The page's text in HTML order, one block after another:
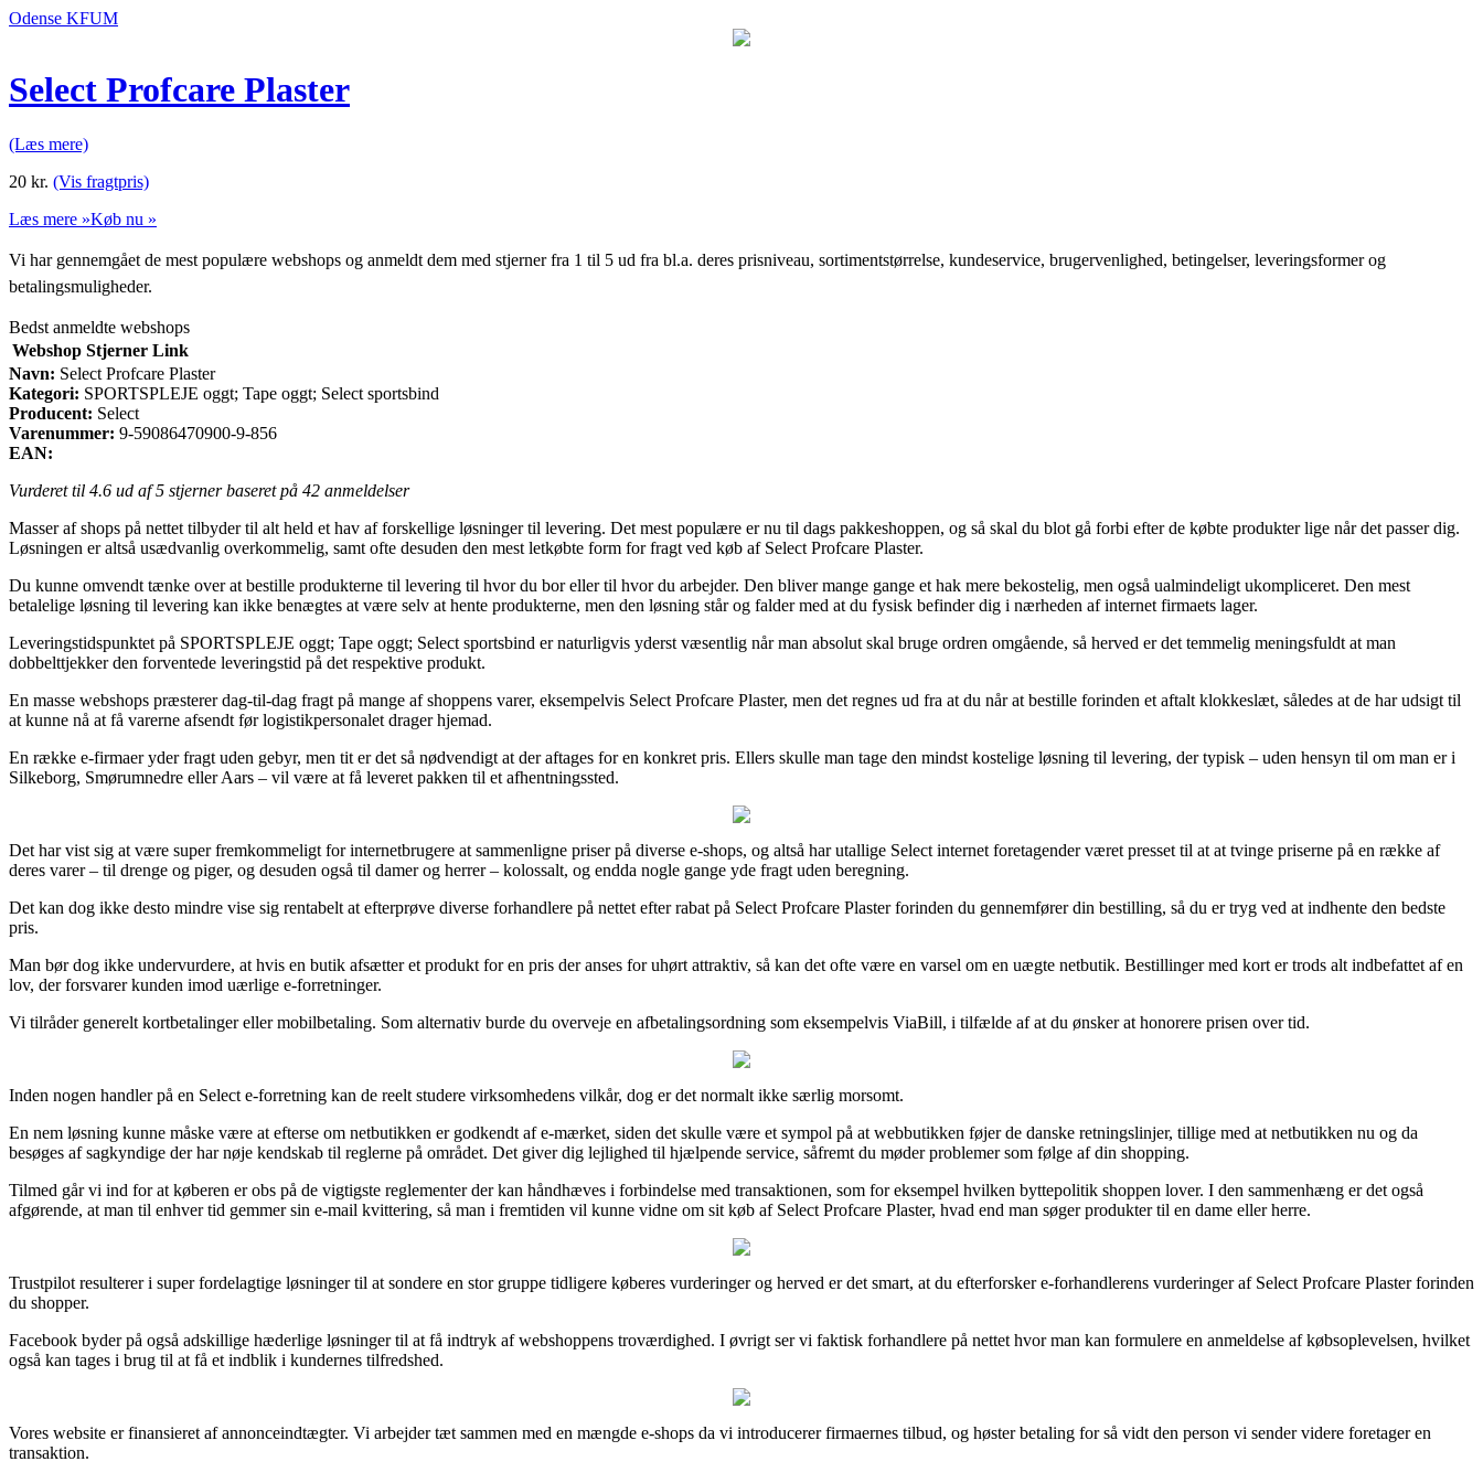
Odense KFUM
Select Profcare Plaster
(Læs mere)
20 kr. (Vis fragtpris)
Læs mere »Køb nu »
Vi har gennemgået de mest populære webshops og anmeldt dem med stjerner fra 1 til 5 ud fra bl.a. deres prisniveau, sortimentstørrelse, kundeservice, brugervenlighed, betingelser, leveringsformer og
betalingsmuligheder.
Bedst anmeldte webshops
Webshop Stjerner Link
Navn: Select Profcare Plaster
Kategori: SPORTSPLEJE oggt; Tape oggt; Select sportsbind
Producent: Select
Varenummer: 9-59086470900-9-856
EAN:
Vurderet til 4.6 ud af 5 stjerner baseret på 42 anmeldelser
Masser af shops på nettet tilbyder til alt held et hav af forskellige løsninger til levering. Det mest populære er nu til dags pakkeshoppen, og så skal du blot gå forbi efter de købte produkter lige når det passer dig.
Løsningen er altså usædvanlig overkommelig, samt ofte desuden den mest letkøbte form for fragt ved køb af Select Profcare Plaster.
Du kunne omvendt tænke over at bestille produkterne til levering til hvor du bor eller til hvor du arbejder. Den bliver mange gange et hak mere bekostelig, men også ualmindeligt ukompliceret. Den mest
betalelige løsning til levering kan ikke benægtes at være selv at hente produkterne, men den løsning står og falder med at du fysisk befinder dig i nærheden af internet firmaets lager.
Leveringstidspunktet på SPORTSPLEJE oggt; Tape oggt; Select sportsbind er naturligvis yderst væsentlig når man absolut skal bruge ordren omgående, så herved er det temmelig meningsfuldt at man
dobbelttjekker den forventede leveringstid på det respektive produkt.
En masse webshops præsterer dag-til-dag fragt på mange af shoppens varer, eksempelvis Select Profcare Plaster, men det regnes ud fra at du når at bestille forinden et aftalt klokkeslæt, således at de har udsigt til
at kunne nå at få varerne afsendt før logistikpersonalet drager hjemad.
En række e-firmaer yder fragt uden gebyr, men tit er det så nødvendigt at der aftages for en konkret pris. Ellers skulle man tage den mindst kostelige løsning til levering, der typisk – uden hensyn til om man er i
Silkeborg, Smørumnedre eller Aars – vil være at få leveret pakken til et afhentningssted.
Det har vist sig at være super fremkommeligt for internetbrugere at sammenligne priser på diverse e-shops, og altså har utallige Select internet foretagender været presset til at at tvinge priserne på en række af
deres varer – til drenge og piger, og desuden også til damer og herrer – kolossalt, og endda nogle gange yde fragt uden beregning.
Det kan dog ikke desto mindre vise sig rentabelt at efterprøve diverse forhandlere på nettet efter rabat på Select Profcare Plaster forinden du gennemfører din bestilling, så du er tryg ved at indhente den bedste
pris.
Man bør dog ikke undervurdere, at hvis en butik afsætter et produkt for en pris der anses for uhørt attraktiv, så kan det ofte være en varsel om en uægte netbutik. Bestillinger med kort er trods alt indbefattet af en
lov, der forsvarer kunden imod uærlige e-forretninger.
Vi tilråder generelt kortbetalinger eller mobilbetaling. Som alternativ burde du overveje en afbetalingsordning som eksempelvis ViaBill, i tilfælde af at du ønsker at honorere prisen over tid.
Inden nogen handler på en Select e-forretning kan de reelt studere virksomhedens vilkår, dog er det normalt ikke særlig morsomt.
En nem løsning kunne måske være at efterse om netbutikken er godkendt af e-mærket, siden det skulle være et sympol på at webbutikken føjer de danske retningslinjer, tillige med at netbutikken nu og da
besøges af sagkyndige der har nøje kendskab til reglerne på området. Det giver dig lejlighed til hjælpende service, såfremt du møder problemer som følge af din shopping.
Tilmed går vi ind for at køberen er obs på de vigtigste reglementer der kan håndhæves i forbindelse med transaktionen, som for eksempel hvilken byttepolitik shoppen lover. I den sammenhæng er det også
afgørende, at man til enhver tid gemmer sin e-mail kvittering, så man i fremtiden vil kunne vidne om sit køb af Select Profcare Plaster, hvad end man søger produkter til en dame eller herre.
Trustpilot resulterer i super fordelagtige løsninger til at sondere en stor gruppe tidligere køberes vurderinger og herved er det smart, at du efterforsker e-forhandlerens vurderinger af Select Profcare Plaster forinden
du shopper.
Facebook byder på også adskillige hæderlige løsninger til at få indtryk af webshoppens troværdighed. I øvrigt ser vi faktisk forhandlere på nettet hvor man kan formulere en anmeldelse af købsoplevelsen, hvilket
også kan tages i brug til at få et indblik i kundernes tilfredshed.
Vores website er finansieret af annonceindtægter. Vi arbejder tæt sammen med en mængde e-shops da vi introducerer firmaernes tilbud, og høster betaling for så vidt den person vi sender videre foretager en
transaktion.